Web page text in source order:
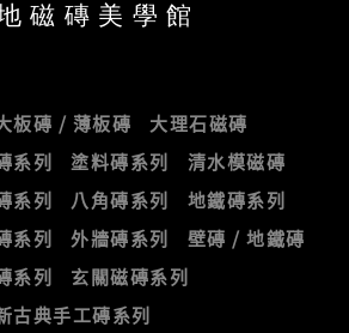
磁磚美學館
板磚 / 薄板磚
大理石磁磚
系列 塗料磚系列
清水模磁磚
系列 八角磚系列
地鐵磚系列
系列 外牆磚系列
壁磚 / 地鐵磚
系列
玄關磁磚系列
古典手工磚系列